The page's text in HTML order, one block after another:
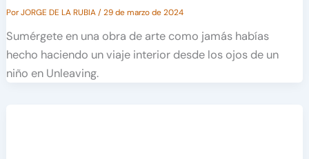
PorJORGE DE LA RUBIA/29 de marzo de 2024
Sumérgete en una obra de arte como jamás habías
hecho haciendo un viaje interior desde los ojos de un
niño en Unleaving.